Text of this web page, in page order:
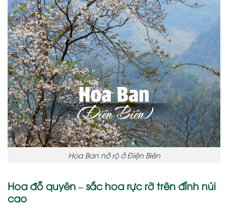
Hoa Ban nở rộ ở Điện Biên
Hoa đỗ quyên – sắc hoa rực rỡ trên đỉnh núi
cao